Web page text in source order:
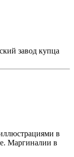
завод купца
в
Маргиналии в